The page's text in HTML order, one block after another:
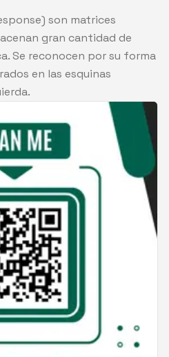
son matrices
gran cantidad de
Se reconocen por su forma
en las esquinas